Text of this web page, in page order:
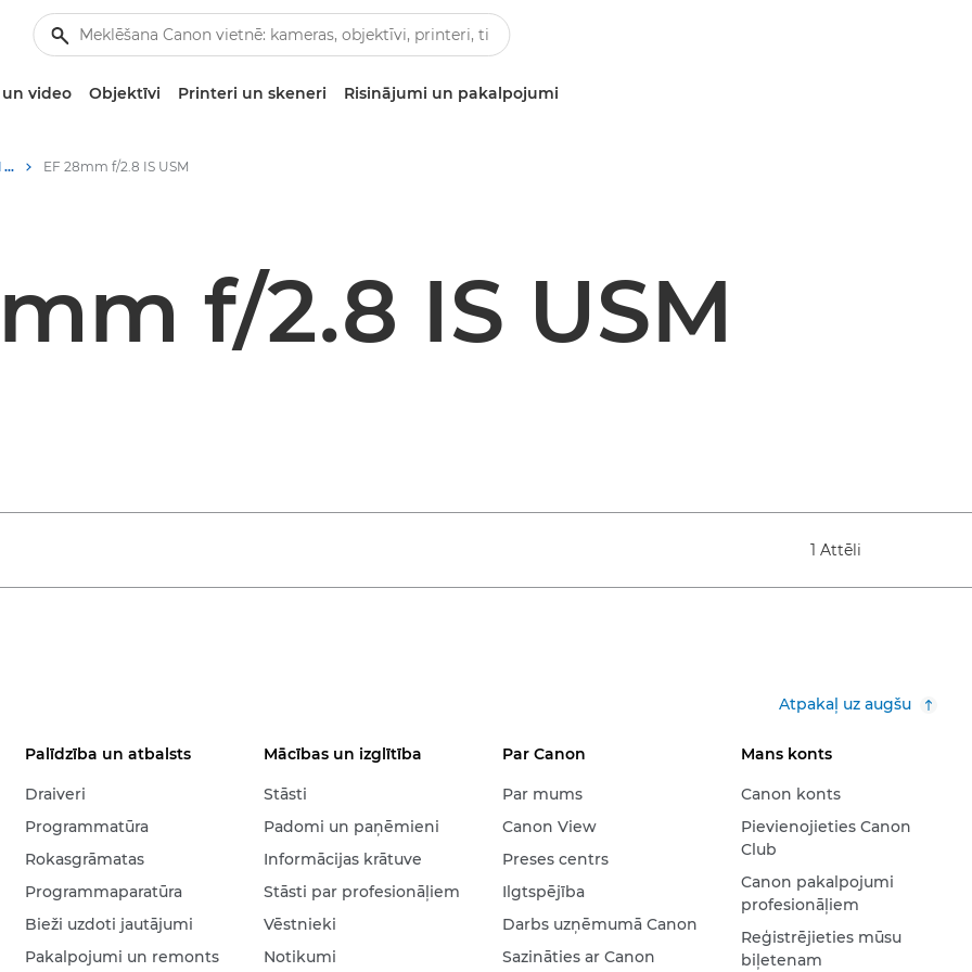
video Objektīvi Printeri un skeneri Risinājumi un pakalpojumi
Canon EF 28mm f/2.8 IS USM - Lenses - Camera & Photo lenses EF 28mm f/2.8 IS USM
f/2.8 IS USM
1 Attēli
Atpakaļ uz augšu
Palīdzība un atbalsts
Draiveri
Programmatūra
Rokasgrāmatas
Programmaparatūra
Bieži uzdoti jautājumi
Pakalpojumi un remonts
Mācības un izglītība
Stāsti
Padomi un paņēmieni
Informācijas krātuve
Stāsti par profesionāļiem
Vēstnieki
Notikumi
Par Canon
Par mums
Canon View
Preses centrs
Ilgtspējība
Darbs uzņēmumā Canon
Sazināties ar Canon
Mans konts
Canon konts
Pievienojieties Canon
Club
Canon pakalpojumi
profesionāļiem
Reģistrējieties mūsu
biļetenam